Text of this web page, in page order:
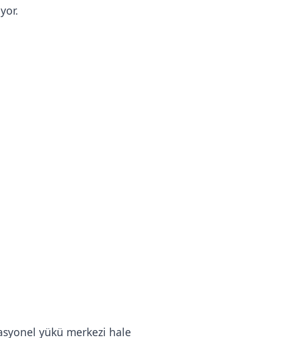
yükü merkezi hale